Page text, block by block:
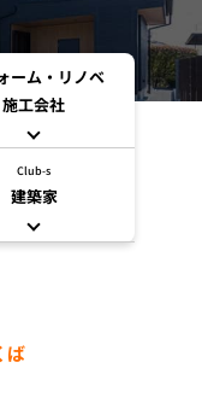
ーム・リノベ
施工会社
Club-s
建築家
ば